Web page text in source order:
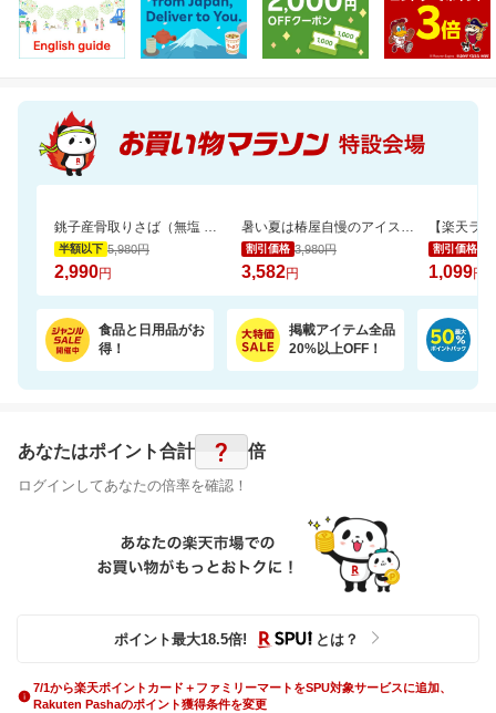
銚子産骨取りさば（無塩 選べる1kg・2kg）【骨取り魚の飯田商店】
半額以下 5,980円
2,990円
暑い夏は椿屋自慢のアイスコーヒーで涼やかに。組合せ選べるアイスコーヒー2本セット
割引価格 3,980円
3,582円
割引価格
1,099円
食品と日用品がお
得！
掲載アイテム全品
20%以上OFF！
あなたはポイント合計 ? 倍
ログインしてあなたの倍率を確認！
ポイント最大18.5倍! とは？
7/1から楽天ポイントカード＋ファミリーマートをSPU対象サービスに追加、
Rakuten Pashaのポイント獲得条件を変更